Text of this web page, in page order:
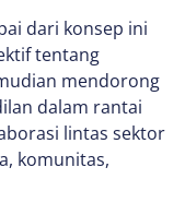
dari konsep ini
tentang
mendorong
dalam rantai
lintas sektor
komunitas,